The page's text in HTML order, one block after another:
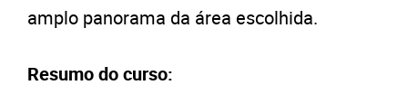
amplo panorama da área escolhida.
Resumo do curso: